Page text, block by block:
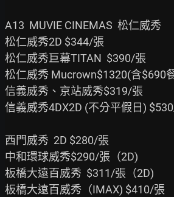
A13  MUVIE CINEMAS  松仁威秀
松仁威秀2D $344/張
松仁威秀巨幕TITAN  $390/張
松仁威秀 Mucrown$1320(含$690
信義威秀、京站威秀$319/張
信義威秀4DX2D (不分平假日)
西門威秀  2D $280/張
中和環球威秀$290/張（2D)
板橋大遠百威秀  $311/張（2D)
板橋大遠百威秀（IMAX) $410/張